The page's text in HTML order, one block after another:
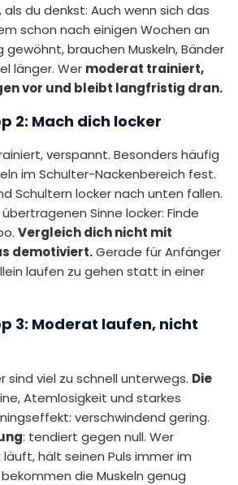
du denkst: Auch wenn sich das
schon nach einigen Wochen an
gewöhnt, brauchen Muskeln, Bänder
länger. Wer moderat trainiert,
vor und bleibt langfristig dran.
2: Mach dich locker
verspannt. Besonders häufig
im Schulter-Nackenbereich fest.
Schultern locker nach unten fallen.
Sinne locker: Finde
Vergleich dich nicht mit
demotiviert.Gerade für Anfänger
laufen zu gehen statt in einer
3: Moderat laufen, nicht
sind viel zu schnell unterwegs. Die
Atemlosigkeit und starkes
verschwindend gering.
: tendiert gegen null. Wer
hält seinen Puls immer im
die Muskeln genug